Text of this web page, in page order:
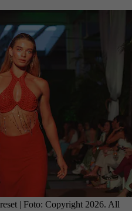
| Foto: Copyright 2026. All